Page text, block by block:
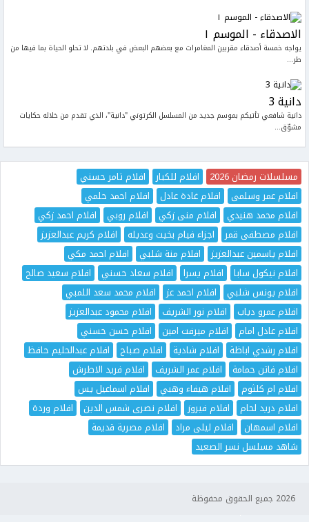
الاصدقاء - الموسم ١
يواجه خمسة أصدقاء مقربين المغامرات مع بعضهم البعض في بلدتهم. لا تحلو الحياة بما فيها من
طر...
دانية 3
دانية شافعي تأتيكم بموسم جديد من المسلسل الكرتوني "دانية"، الذي تقدم من خلاله حكايات
مشوّق...
مسلسلات رمضان 2026 افلام للكبار
افلام تامر حسني
افلام عمر وسلمى
افلام غادة عادل
افلام احمد حلمي
افلام محمد هنيدي
افلام منى زكي افلام روبي
افلام احمد زكي
افلام مصطفى قمر
اجزاء فيام بخيت وعديله
افلام كريم عبدالعزيز
افلام ياسمين عبدالعزيز
افلام منة شلبي
افلام احمد مكي
افلام نيكول سابا
افلام يسرا افلام سعاد حسني
افلام سعيد صالح
افلام يونس شلبي
افلام احمد عز
افلام محمد سعد اللمبي
افلام عمرو دياب
افلام نور الشريف
افلام محمود عبدالعزيز
افلام عادل امام
افلام ميرفت امين
افلام حسن حسني
افلام رشدي اباظة
افلام شادية افلام صباح
افلام عبدالحليم حافظ
افلام فاتن حمامة
افلام عمر الشريف
افلام فريد الاطرش
افلام ام كلثوم
افلام هيفاء وهبي
افلام اسماعيل يس
افلام دريد لحام
افلام فيروز افلام نصرى شمس الدين
افلام وردة
افلام اسمهان
افلام ليلى مراد
افلام مصرية قديمة
شاهد مسلسل نسر الصعيد
2026 جميع الحقوق محفوظة